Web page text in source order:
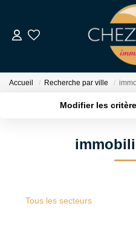
NOS
Accueil Recherche par ville
Modifier les
Tous les secteurs